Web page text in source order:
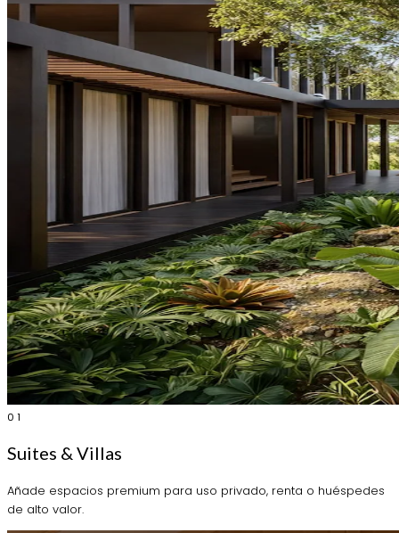
01
Suites & Villas
Añade espacios premium para uso privado, renta o huéspedes
de alto valor.